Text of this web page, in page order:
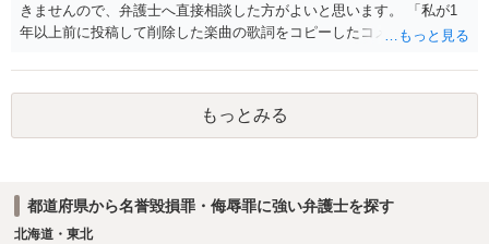
きませんので、弁護士へ直接相談した方がよいと思います。 「私が1
年以上前に投稿して削除した楽曲の歌詞をコピーしたコメント」とい
毀損の可能性がありますが、それ以外の意味であれば回答は変わりま
す。 「私が学生時代にいじられていた」ことは、単にそれだけでは権
利侵害とは言い難いところです（いじめの事実をアウティングされ
た、といった意味であれば権利侵害性が出てくる可能性はあります
もっとみる
都道府県から名誉毀損罪・侮辱罪に強い弁護士を探す
北海道・東北